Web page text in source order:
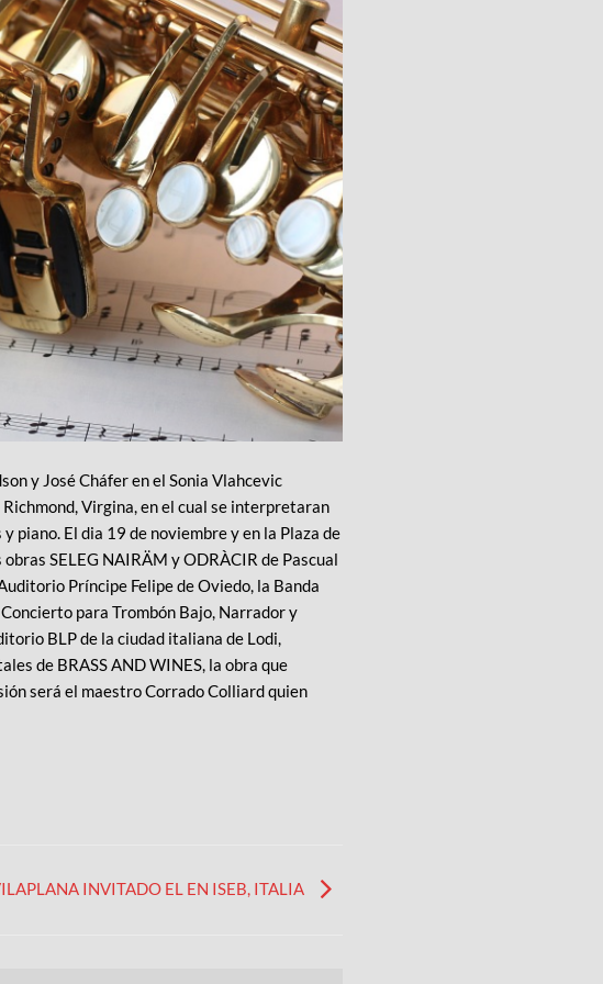
y José Cháfer en el Sonia Vlahcevic
Virgina, en el cual se interpretaran
piano. El dia 19 de noviembre y en la Plaza de
SELEG NAIRÄM y ODRÀCIR de Pascual
Príncipe Felipe de Oviedo, la Banda
para Trombón Bajo, Narrador y
BLP de la ciudad italiana de Lodi,
de BRASS AND WINES, la obra que
será el maestro Corrado Colliard quien
INVITADO EL EN ISEB, ITALIA